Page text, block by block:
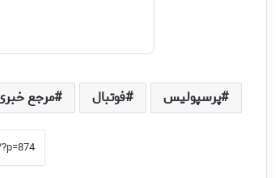
پرسپولیس فوتبال مرجع